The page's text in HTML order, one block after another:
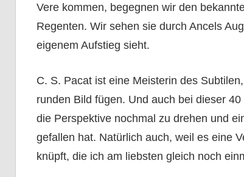
Vere kommen, begegnen wir den
Regenten. Wir sehen sie durch Ancels
eigenem Aufstieg sieht.
C. S. Pacat ist eine Meisterin des
runden Bild fügen. Und auch bei dieser
die Perspektive nochmal zu drehen und
gefallen hat. Natürlich auch, weil es eine
knüpft, die ich am liebsten gleich noch